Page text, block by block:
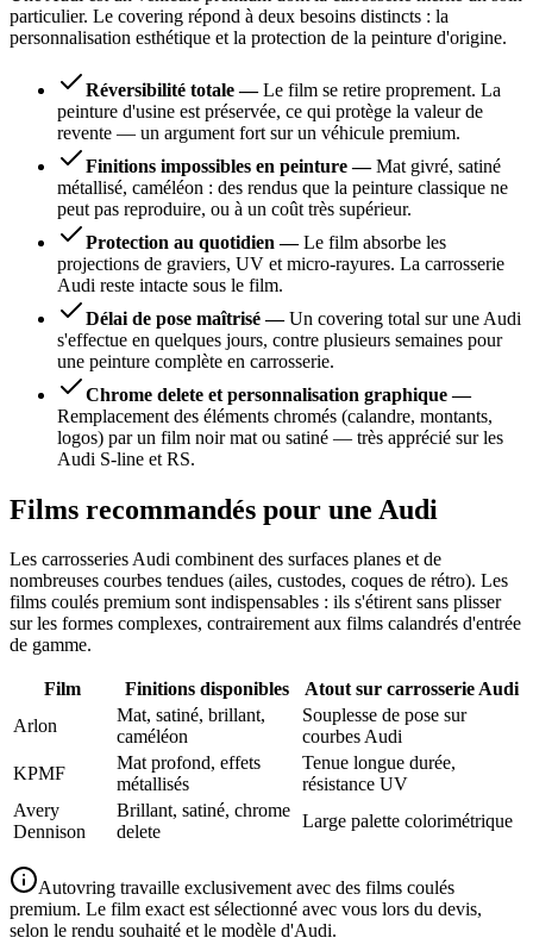
particulier. Le covering répond à deux besoins distincts : la
personnalisation esthétique et la protection de la peinture d'origine.
Réversibilité totale— Le film se retire proprement. La
peinture d'usine est préservée, ce qui protège la valeur de
revente — un argument fort sur un véhicule premium.
Finitions impossibles en peinture— Mat givré, satiné
métallisé, caméléon : des rendus que la peinture classique ne
peut pas reproduire, ou à un coût très supérieur.
Protection au quotidien — Le film absorbe les
projections de graviers, UV et micro-rayures. La carrosserie
Audi reste intacte sous le film.
Délai de pose maîtrisé— Un covering total sur une Audi
s'effectue en quelques jours, contre plusieurs semaines pour
une peinture complète en carrosserie.
Chrome delete et personnalisation graphique—
Remplacement des éléments chromés (calandre, montants,
logos) par un film noir mat ou satiné — très apprécié sur les
Audi S-line et RS.
Films recommandés pour une Audi
Les carrosseries Audi combinent des surfaces planes et de
nombreuses courbes tendues (ailes, custodes, coques de rétro). Les
films coulés premium sont indispensables : ils s'étirent sans plisser
sur les formes complexes, contrairement aux films calandrés d'entrée
de gamme.
Film Finitions disponibles
Atout sur carrosserie Audi
Arlon
Mat, satiné, brillant,
caméléon
Souplesse de pose sur
courbes Audi
KPMF
Mat profond, effets
métallisés
Tenue longue durée,
résistance UV
Avery
Dennison
Brillant, satiné, chrome
delete
Large palette colorimétrique
Autovring travaille exclusivement avec des films coulés
premium. Le film exact est sélectionné avec vous lors du devis,
selon le rendu souhaité et le modèle d'Audi.